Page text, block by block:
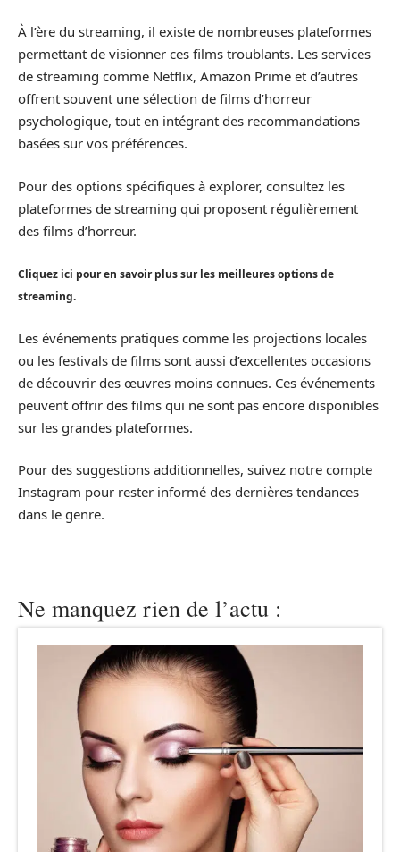
À l’ère du streaming, il existe de nombreuses plateformes
permettant de visionner ces films troublants. Les services
de streaming comme Netflix, Amazon Prime et d’autres
offrent souvent une sélection de films d’horreur
psychologique, tout en intégrant des recommandations
basées sur vos préférences.
Pour des options spécifiques à explorer, consultez les
plateformes de streaming qui proposent régulièrement
des films d’horreur.
Cliquez ici pour en savoir plus sur les meilleures options de
streaming.
Les événements pratiques comme les projections locales
ou les festivals de films sont aussi d’excellentes occasions
de découvrir des œuvres moins connues. Ces événements
peuvent offrir des films qui ne sont pas encore disponibles
sur les grandes plateformes.
Pour des suggestions additionnelles, suivez notre compte
Instagram pour rester informé des dernières tendances
dans le genre.
Ne manquez rien de l’actu :